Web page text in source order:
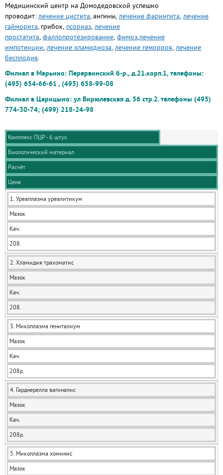
Медицинский центр на Домодедовской успешно
проводит: лечение цистита, ангины, лечение фарингита, лечение
гайморита, грибок, псориаз, лечение
простатита, фаллопротезирование, фимоз,лечение
импотенции, лечение хламидиоза, лечение геморроя, лечение
бесплодия.
Филиал в Марьино: Перервинский б-р., д.21.корп.1, телефоны:
(495) 654-66-61 , (495) 658-99-08
Филиал в Царицыно: ул Бирюлевская д. 56 стр.2. телефоны (495)
774-30-74; (499) 218-24-98
Комплекс ПЦР - 6 штук
Биологический материал
Расчёт
Цена
1. Уреаплазма уреалитикум
Мазок
Кач.
208.
2. Хламидия трахоматис
Мазок
Кач.
208.
3. Микоплазма гениталиум
Мазок
Кач.
208р.
4. Гарднерелла вагиналис
Мазок
Кач.
208р.
5. Микоплазма хоминис
Мазок